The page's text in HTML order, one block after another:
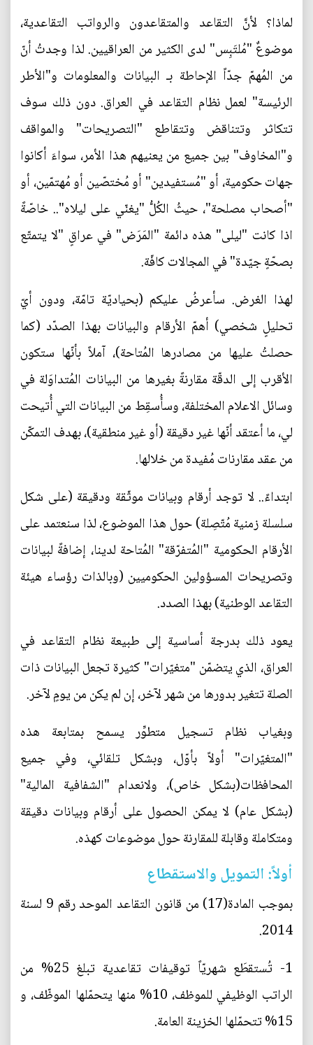
لماذا؟ لأنَّ التقاعد والمتقاعدون والرواتب التقاعدية،
موضوعٌ "مُلتَبِس" لدى الكثير من العراقيين. لذا وجدتُ أنّ
من المُهمّ جدّاً الإحاطة بـ البيانات والمعلومات و"الأطر
الرئيسة" لعمل نظام التقاعد في العراق. دون ذلك سوف
تتكاثر وتتناقض وتتقاطع "التصريحات" والمواقف
و"المخاوف" بين جميع من يعنيهم هذا الأمر، سواءَ أكانوا
جهات حكومية، أو "مُستفيدين" أو مُختصّين أو مُهتمّين، أو
"أصحاب مصلحة"، حيثُ الكُلُّ "يغنّي على ليلاه".. خاصّةً
اذا كانت "ليلى" هذه دائمة "المَرَض" في عراقٍ "لا يتمتّع
بصحّةٍ جيّدة" في المجالات كافّة.
لهذا الغرض. سأعرضُ عليكم (بحياديّة تامّة، ودون أيّ
تحليلٍ شخصي) أهمّ الأرقام والبيانات بهذا الصدّد (كما
حصلتُ عليها من مصادرها المُتاحة)، آملاً بأنّها ستكون
الأقرب إلى الدقّة مقارنةً بغيرها من البيانات المُتداوَلة في
وسائل الاعلام المختلفة، وسأُسقِط من البيانات التي أُتيحت
لي، ما أعتقد أنّها غير دقيقة (أو غير منطقية)، بهدف التمكّن
من عقد مقارنات مُفيدة من خلالها.
ابتداءً.. لا توجد أرقام وبيانات موثّقة ودقيقة (على شكل
سلسلة زمنية مُتّصِلة) حول هذا الموضوع، لذا سنعتمد على
الأرقام الحكومية "المُتفرّقة" المُتاحة لدينا، إضافةً لبيانات
وتصريحات المسؤولين الحكوميين (وبالذات رؤساء هيئة
التقاعد الوطنية) بهذا الصدد.
يعود ذلك بدرجة أساسية إلى طبيعة نظام التقاعد في
العراق، الذي يتضمّن "متغيّرات" كثيرة تجعل البيانات ذات
الصلة تتغير بدورها من شهر لآخر، إن لم يكن من يومٍ لآخر.
وبغياب نظام تسجيل متطوِّر يسمح بمتابعة هذه
"المتغيّرات" أولاً بأوّل، وبشكل تلقائي، وفي جميع
المحافظات(بشكل خاص)، ولانعدام "الشفافية المالية"
(بشكل عام) لا يمكن الحصول على أرقام وبيانات دقيقة
ومتكاملة وقابلة للمقارنة حول موضوعات كهذه.
أولاً: التمويل والاستقطاع
بموجب المادة(17) من قانون التقاعد الموحد رقم 9 لسنة
2014.
1- تُستقطَع شهريّاً توقيفات تقاعدية تبلغ 25% من
الراتب الوظيفي للموظف، 10% منها يتحمّلها الموظّف، و
15% تتحمّلها الخزينة العامة.